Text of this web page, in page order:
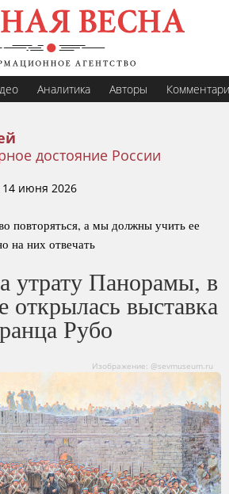
Аналитика Авторы
достояние России
14 июня 2026
повторяться, а мы должны учить ее
на них отвечать
утрату Панорамы, в
открылась выставка
Рубо
Изображение: @sevmuseum.ru